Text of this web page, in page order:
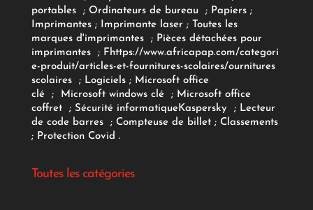
portables
; Ordinateurs de bureau ; Papiers;
Imprimantes;Imprimante laser;
Toutes les
marques d'imprimantes
; Pièces détachées pour
imprimantes
; F https://www.africapap.com/categori
e-produit/articles-et-fournitures-scolaires/ournitures
scolaires; Logiciels ; Microsoft office
clé
; Microsoft windows clé; Microsoft office
coffret ; Sécurité informatiqueKaspersky ; Lecteur
de code barres
; Compteuse de billet; Classements
; Protection Covid .
Toutes les catégories